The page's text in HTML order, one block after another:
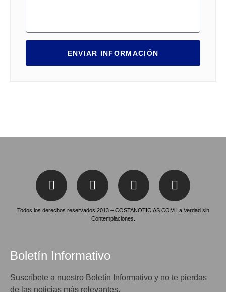
ENVIAR INFORMACIÓN
Todos los derechos reservados 2013 – COSTANOTICIAS.COM La Verdad sin
Contemplaciones.
Boletín Informativo
Suscríbete a nuestro Boletín Informativo y no te pierdas
de las noticias más relevantes.